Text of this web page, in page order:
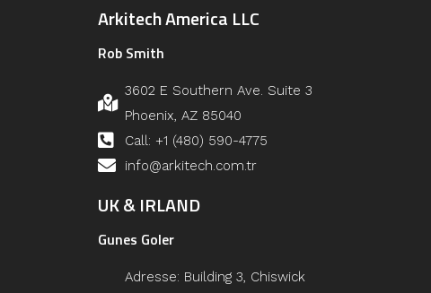
Arkitech America LLC
Rob Smith
3602 E Southern Ave. Suite 3
Phoenix, AZ 85040
Call: +1 (480) 590-4775
info@arkitech.com.tr
UK & IRLAND
Gunes Goler
Adresse: Building 3, Chiswick